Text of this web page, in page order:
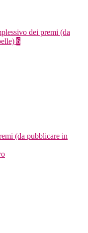
dei premi (da
6
(da pubblicare in